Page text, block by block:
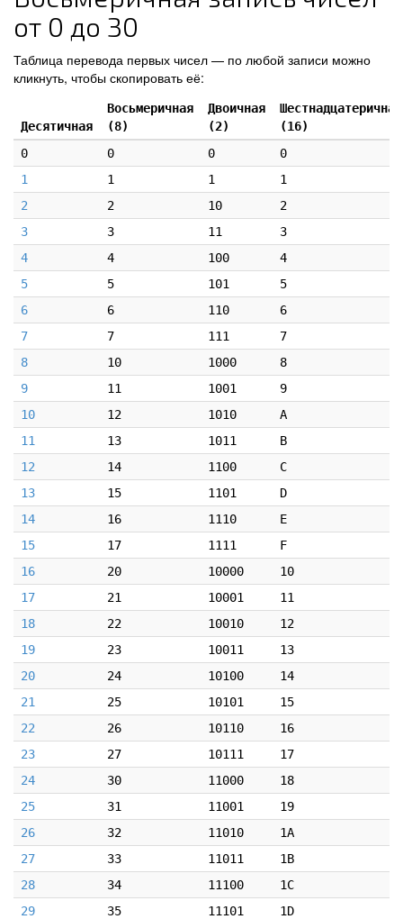
от 0 до 30
Таблица перевода первых чисел — по любой записи можно
кликнуть, чтобы скопировать её:
Десятичная
Восьмеричная
(8)
Двоичная
(2)
Шестнадцатеричная
(16)
0
0 0
0
1
1 1
1
2
2 10
2
3
3 11
3
4
4 100
4
5
5 101
5
6
6 110
6
7
7 111
7
8
10 1000
8
9
11 1001
9
10
12 1010
A
11
13 1011
B
12
14 1100
C
13
15 1101
D
14
16 1110
E
15
17 1111
F
16
20 10000
10
17
21 10001
11
18
22 10010
12
19
23 10011
13
20
24 10100
14
21
25 10101
15
22
26 10110
16
23
27 10111
17
24
30 11000
18
25
31 11001
19
26
32 11010
1A
27
33 11011
1B
28
34 11100
1C
29
35 11101
1D